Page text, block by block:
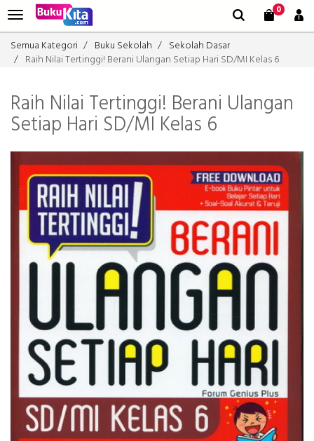
0
Semua Kategori Buku Sekolah
Sekolah Dasar
Raih Nilai Tertinggi! Berani Ulangan Setiap Hari SD/MI Kelas 6
Raih Nilai Tertinggi! Berani Ulangan
Setiap Hari SD/MI Kelas 6